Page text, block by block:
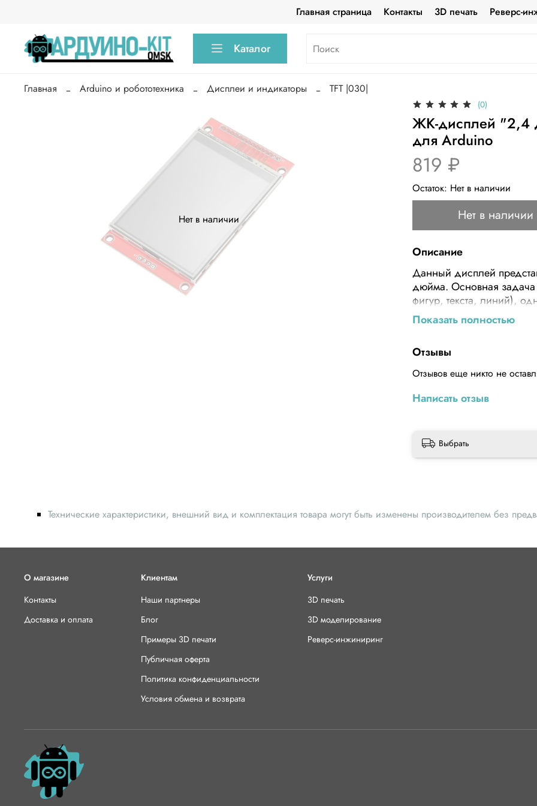
Главная страница Контакты 3D печать Реверс-
Каталог
Главная Arduino и робототехника Дисплеи и индикаторы TFT |030|
Нет в наличии
(0)
ЖК-дисплей "2,4
для Arduino
819 ₽
Остаток: Нет в наличии
Нет в наличии
Описание
Данный дисплей
дюйма. Основная задача
фигур, текста, линий),
полноцветных
факторе шилда для
образом данный дисплей
модуль карт памяти.
присутствует кнопка.
подключается к
одноименной кнопке
Рабочее
Максимальный
Модель
Модуль с
Наличие кнопки как
Невозможность
Показать полностью
Отзывы
Отзывов еще никто не
Написать отзыв
Выбрать
Технические характеристики, внешний вид и комплектация товара могут быть изменены производителем без
О магазине
Контакты
Доставка и оплата
Клиентам
Наши партнеры
Блог
Примеры 3D печати
Публичная оферта
Политика конфиденциальности
Условия обмена и возврата
Услуги
3D печать
3D моделирование
Реверс-инжиниринг